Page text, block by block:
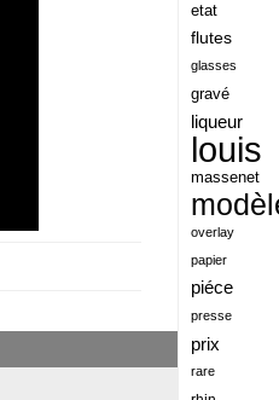
antiquite
apollo
applaudis
arch
architecture
ariel
armonica
arta
etat
flutes
glasses
gravé
liqueur
louis
massenet
overlay
papier
piéce
presse
prix
rare